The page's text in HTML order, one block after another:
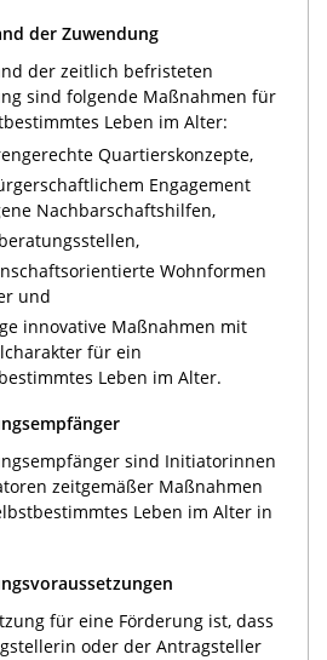
der Zuwendung
der zeitlich befristeten
sind folgende Maßnahmen für
Leben im Alter:
Quartierskonzepte,
Engagement
Nachbarschaftshilfen,
Wohnformen
und
innovative Maßnahmen mit
für ein
Leben im Alter.
sind Initiatorinnen
zeitgemäßer Maßnahmen
Leben im Alter in
für eine Förderung ist, dass
oder der Antragsteller